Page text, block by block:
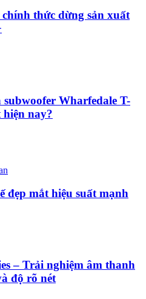
thức dừng sản xuất
Wharfedale T-
nay?
đẹp mắt hiệu suất mạnh
– Trải nghiệm âm thanh
độ rõ nét